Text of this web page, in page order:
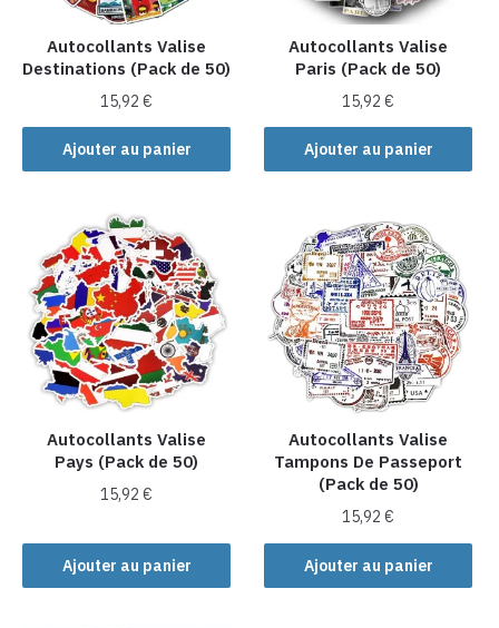
Autocollants Valise
Destinations (Pack de 50)
15,92€
Ajouter au panier
Autocollants Valise
Paris (Pack de 50)
15,92€
Ajouter au panier
Autocollants Valise
Pays (Pack de 50)
15,92€
Ajouter au panier
Autocollants Valise
Tampons De Passeport
(Pack de 50)
15,92€
Ajouter au panier